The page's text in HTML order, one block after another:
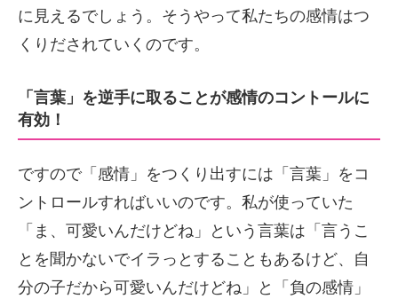
に見えるでしょう。そうやって私たちの感情はつ
くりだされていくのです。
「言葉」を逆手に取ることが感情のコントールに
有効！
ですので「感情」をつくり出すには「言葉」をコ
ントロールすればいいのです。私が使っていた
「ま、可愛いんだけどね」という言葉は「言うこ
とを聞かないでイラっとすることもあるけど、自
分の子だから可愛いんだけどね」と「負の感情」